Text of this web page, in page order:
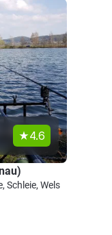
4.6
Schleie, Wels